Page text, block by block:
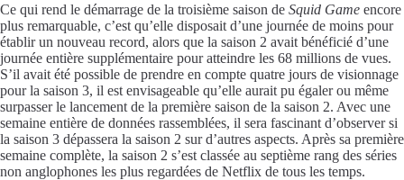
Ce qui rend le démarrage de la troisième saison de Squid Game encore
plus remarquable, c’est qu’elle disposait d’une journée de moins pour
établir un nouveau record, alors que la saison 2 avait bénéficié d’une
journée entière supplémentaire pour atteindre les 68 millions de vues.
S’il avait été possible de prendre en compte quatre jours de visionnage
pour la saison 3, il est envisageable qu’elle aurait pu égaler ou même
surpasser le lancement de la première saison de la saison 2. Avec une
semaine entière de données rassemblées, il sera fascinant d’observer si
la saison 3 dépassera la saison 2 sur d’autres aspects. Après sa première
semaine complète, la saison 2 s’est classée au septième rang des séries
non anglophones les plus regardées de Netflix de tous les temps.